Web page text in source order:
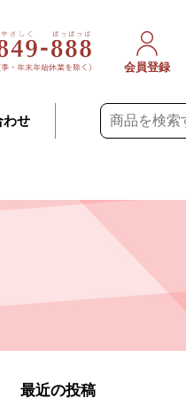
わせ
会員登録
最近の投稿